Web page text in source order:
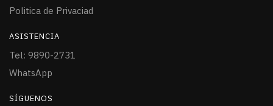
Politica de Privaciad
ASISTENCIA
Tel: 9890-2731
WhatsApp
SÍGUENOS